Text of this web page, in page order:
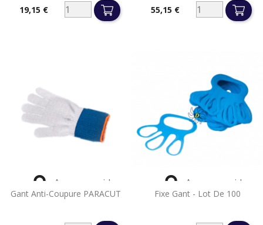
19,15 € 55,15 €
Gant Anti-Coupure PARACUT
 Aperçu rapide
Fixe Gant - Lot De 100
 Aperçu rapide